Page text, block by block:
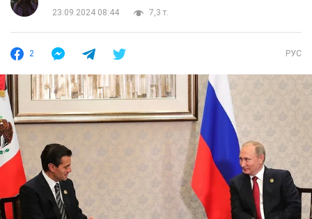
23.09.2024 08:44
7,3 т.
2 РУС